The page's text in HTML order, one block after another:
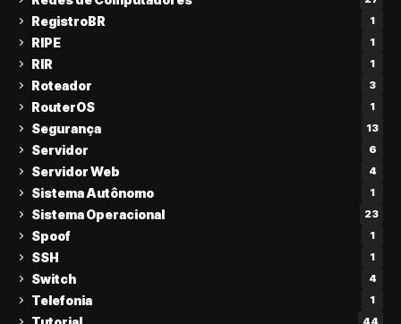
RegistroBR 1
RIPE 1
RIR 1
Roteador 3
RouterOS 1
Segurança 13
Servidor 6
Servidor Web 4
Sistema Autônomo 1
Sistema Operacional 23
Spoof 1
SSH 1
Switch 4
Telefonia 1